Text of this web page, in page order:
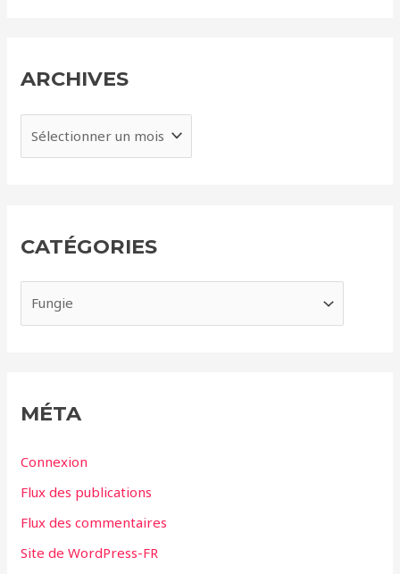
ARCHIVES
r
e
CATÉGORIES
a
r
MÉTA
Connexion
Flux des publications
Flux des commentaires
Site de WordPress-FR